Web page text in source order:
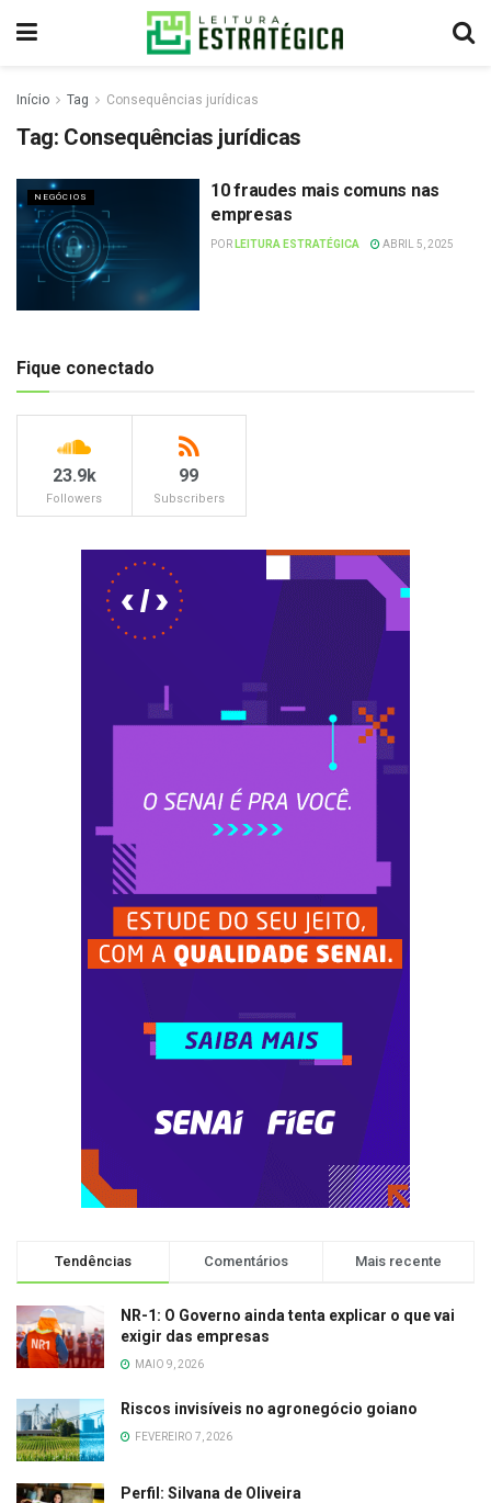
Início Tag Consequências jurídicas
Tag: Consequências jurídicas
NEGÓCIOS
10 fraudes mais comuns nas
empresas
POR LEITURA ESTRATÉGICA ABRIL 5, 2025
Fique conectado
23.9k
Followers
99
Subscribers
Tendências Comentários Mais recente
NR-1: O Governo ainda tenta explicar o que vai
exigir das empresas
MAIO 9, 2026
Riscos invisíveis no agronegócio goiano
FEVEREIRO 7, 2026
Perfil: Silvana de Oliveira